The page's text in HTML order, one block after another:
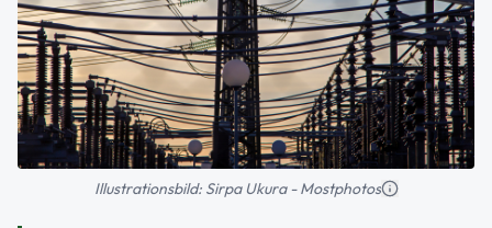
Illustrationsbild: Sirpa Ukura - Mostphotos